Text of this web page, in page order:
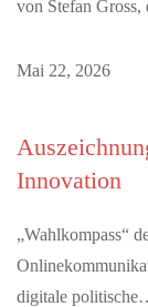
von Stefan
Mai 22, 2026
Innovation
„Wahlkompass“
digitale